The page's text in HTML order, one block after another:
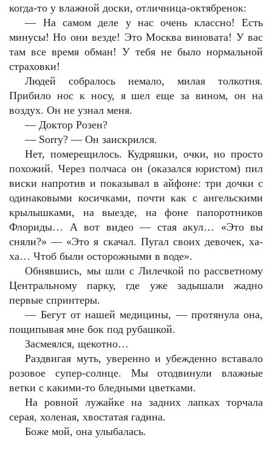
когда-то у влажной доски, отличница-октябренок:
— На самом деле у нас очень классно! Есть
минусы! Но они везде! Это Москва виновата! У вас
там все время обман! У тебя не было нормальной
страховки!
Людей собралось немало, милая толкотня.
Прибило нос к носу, я шел еще за вином, он на
воздух. Он не узнал меня.
— Доктор Розен?
— Sorry? — Он заискрился.
Нет, померещилось. Кудряшки, очки, но просто
похожий. Через полчаса он (оказался юристом) пил
виски напротив и показывал в айфоне: три дочки с
одинаковыми косичками, почти как с ангельскими
крылышками, на выезде, на фоне папоротников
Флориды… А вот видео — стая акул… «Это вы
сняли?» — «Это я скачал. Пугал своих девочек, ха-
ха… Чтоб были осторожными в воде».
Обнявшись, мы шли с Лилечкой по рассветному
Центральному парку, где уже задышали жадно
первые спринтеры.
— Бегут от нашей медицины, — протянула она,
пощипывая мне бок под рубашкой.
Засмеялся, щекотно…
Раздвигая муть, уверенно и убежденно вставало
розовое супер-солнце. Мы отодвинули влажные
ветки с какими-то бледными цветками.
На ровной лужайке на задних лапках торчала
серая, холеная, хвостатая гадина.
Боже мой, она улыбалась.